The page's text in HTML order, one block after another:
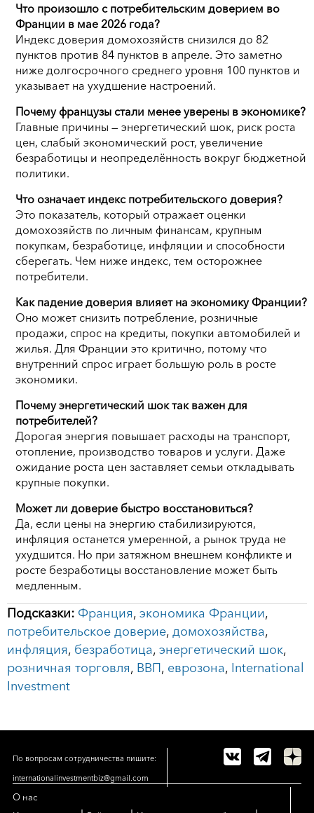
Что произошло с потребительским доверием во
Франции в мае 2026 года?
Индекс доверия домохозяйств снизился до 82
пунктов против 84 пунктов в апреле. Это заметно
ниже долгосрочного среднего уровня 100 пунктов и
указывает на ухудшение настроений.
Почему французы стали менее уверены в экономике?
Главные причины — энергетический шок, риск роста
цен, слабый экономический рост, увеличение
безработицы и неопределённость вокруг бюджетной
политики.
Что означает индекс потребительского доверия?
Это показатель, который отражает оценки
домохозяйств по личным финансам, крупным
покупкам, безработице, инфляции и способности
сберегать. Чем ниже индекс, тем осторожнее
потребители.
Как падение доверия влияет на экономику Франции?
Оно может снизить потребление, розничные
продажи, спрос на кредиты, покупки автомобилей и
жилья. Для Франции это критично, потому что
внутренний спрос играет большую роль в росте
экономики.
Почему энергетический шок так важен для
потребителей?
Дорогая энергия повышает расходы на транспорт,
отопление, производство товаров и услуги. Даже
ожидание роста цен заставляет семьи откладывать
крупные покупки.
Может ли доверие быстро восстановиться?
Да, если цены на энергию стабилизируются,
инфляция останется умеренной, а рынок труда не
ухудшится. Но при затяжном внешнем конфликте и
росте безработицы восстановление может быть
медленным.
Подсказки: Франция, экономика Франции,
потребительское доверие, домохозяйства,
инфляция, безработица, энергетический шок,
розничная торговля, ВВП, еврозона, International
Investment
По вопросам сотрудничества пишите:
internationalinvestmentbiz@gmail.com
О нас